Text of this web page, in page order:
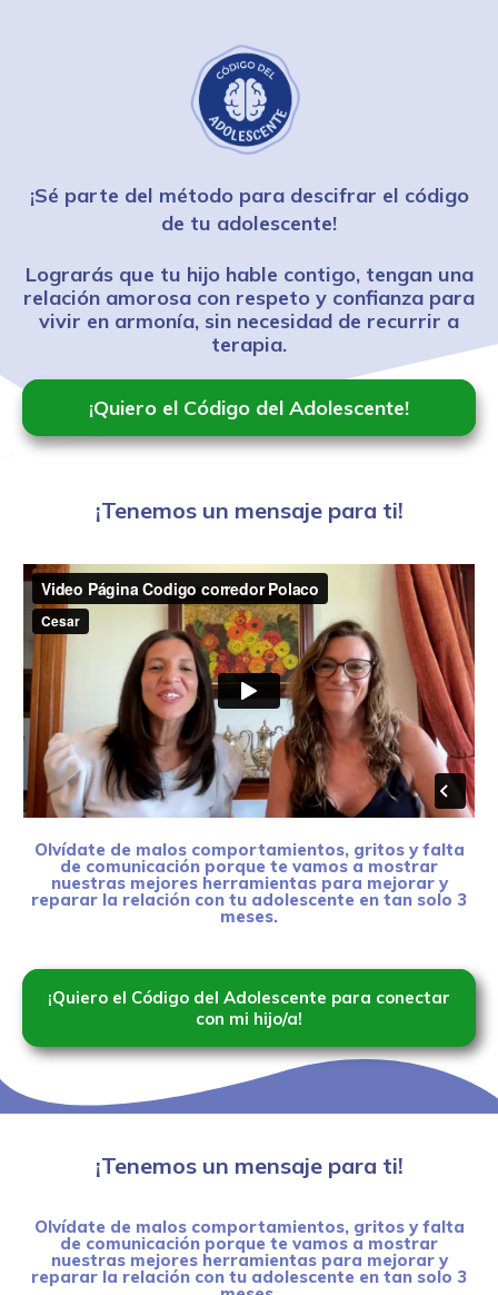
¡Sé parte del método para descifrar el código
de tu adolescente!
Lograrás que tu hijo hable contigo, tengan una
relación amorosa con respeto y confianza para
vivir en armonía, sin necesidad de recurrir a
terapia.
¡Quiero el Código del Adolescente!
¡Tenemos un mensaje para ti!
Olvídate de malos comportamientos, gritos y falta
de comunicación porque te vamos a mostrar
nuestras mejores herramientas para mejorar y
reparar la relación con tu adolescente en tan solo 3
meses.
¡Quiero el Código del Adolescente para conectar
con mi hijo/a!
¡Tenemos un mensaje para ti!
Olvídate de malos comportamientos, gritos y falta
de comunicación porque te vamos a mostrar
nuestras mejores herramientas para mejorar y
reparar la relación con tu adolescente en tan solo 3